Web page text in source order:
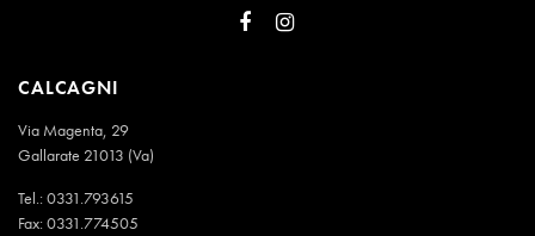
CALCAGNI
Via Magenta, 29
Gallarate 21013 (Va)
Tel.:0331.793615
Fax: 0331.774505